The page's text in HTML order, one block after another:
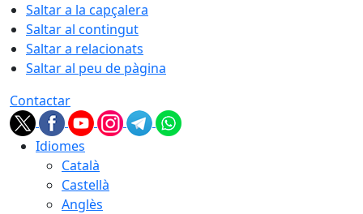
Saltar a la capçalera
Saltar al contingut
Saltar a relacionats
Saltar al peu de pàgina
Contactar
Idiomes
Català
Castellà
Anglès